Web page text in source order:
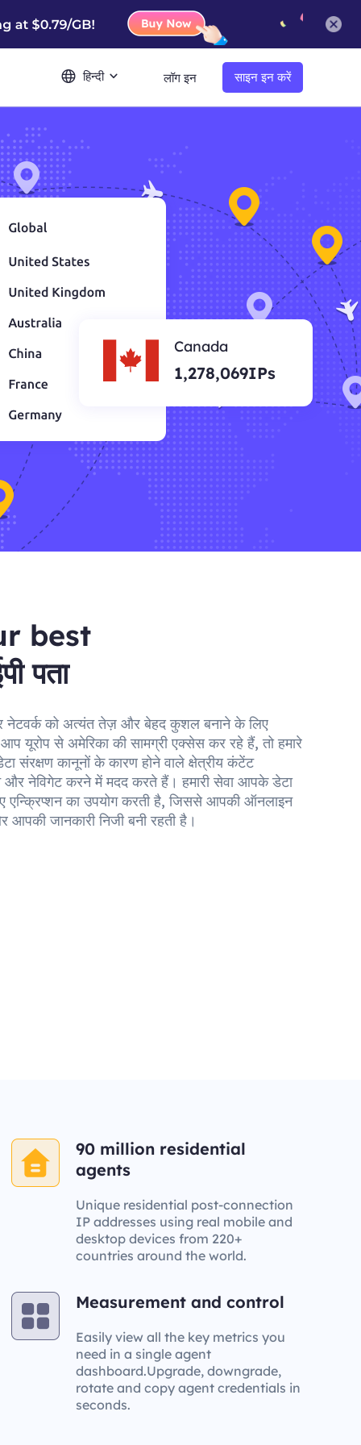
हिन्दी लॉग इन साइन इन करें
Canada
1,278,069IPs
best
पता
नेटवर्क को अत्यंत तेज़ और बेहद कुशल बनाने के लिए
यूरोप से अमेरिका की सामग्री एक्सेस कर रहे हैं, तो हमारे
संरक्षण कानूनों के कारण होने वाले क्षेत्रीय कंटेंट
नेविगेट करने में मदद करते हैं। हमारी सेवा आपके डेटा
एन्क्रिप्शन का उपयोग करती है, जिससे आपकी ऑनलाइन
आपकी जानकारी निजी बनी रहती है।
90 million residential
agents
Unique residential post-connection
IP addresses using real mobile and
desktop devices from 220+
countries around the world.
Measurement and control
Easily view all the key metrics you
need in a single agent
dashboard.Upgrade, downgrade,
rotate and copy agent credentials in
seconds.